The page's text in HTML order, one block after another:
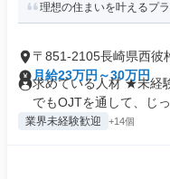
理想の住まいを叶えるプ
〒851-2105長崎県西彼
月給23万円～30万円
求めている人材 ★未経
でもOJTを通して、じっ
業界未経験歓迎 +14個